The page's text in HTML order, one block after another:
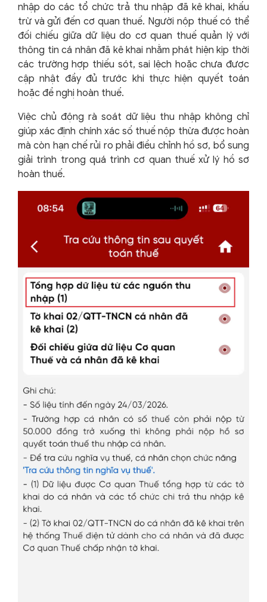
nhập do các tổ chức trả thu nhập đã kê khai, khấu
trừ và gửi đến cơ quan thuế. Người nộp thuế có thể
đối chiếu giữa dữ liệu do cơ quan thuế quản lý với
thông tin cá nhân đã kê khai nhằm phát hiện kịp thời
các trường hợp thiếu sót, sai lệch hoặc chưa được
cập nhật đầy đủ trước khi thực hiện quyết toán
hoặc đề nghị hoàn thuế.
Việc chủ động rà soát dữ liệu thu nhập không chỉ
giúp xác định chính xác số thuế nộp thừa được hoàn
mà còn hạn chế rủi ro phải điều chỉnh hồ sơ, bổ sung
giải trình trong quá trình cơ quan thuế xử lý hồ sơ
hoàn thuế.